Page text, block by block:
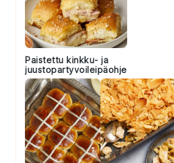
Paistettu kinkku- ja
juustopartyvoileipäohje